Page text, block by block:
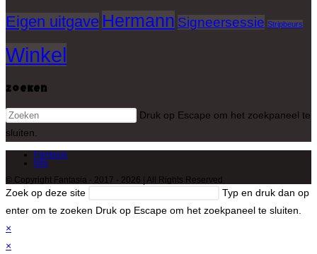
Eigen uitgave Hermann Signeersessie Stripbeurs
Winkel
Zoeken
Druk op Escape om het zoekpaneel te
sluiten.
Fantasia
Info
© Copyright Fantasia - 2017 - 2026 | All Rights Reserved
Zoek op deze site
Typ en druk dan op
enter om te zoeken Druk op Escape om het zoekpaneel te sluiten.
×
×